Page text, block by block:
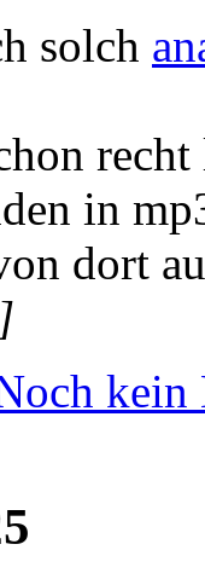
solch
in
dort
]
kein